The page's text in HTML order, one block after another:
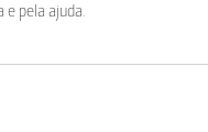
pela ajuda.